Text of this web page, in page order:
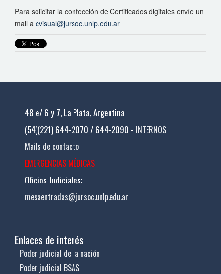
Para solicitar la confección de Certificados digitales envíe un
mail a cvisual@jursoc.unlp.edu.ar
48 e/ 6 y 7, La Plata, Argentina
(54)(221) 644-2070 / 644-2090 - INTERNOS
Mails de contacto
EMERGENCIAS MÉDICAS
Oficios Judiciales:
mesaentradas@jursoc.unlp.edu.ar
Enlaces de interés
Poder judicial de la nación
Poder judicial BSAS